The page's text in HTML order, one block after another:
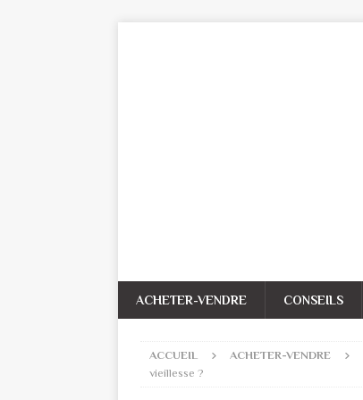
ACHETER-VENDRE CONSEILS
ACCUEIL ACHETER-VENDRE
vieillesse ?